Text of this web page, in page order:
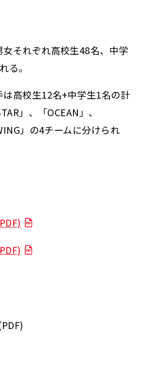
女それぞれ高校生48名、中学
る。
高校生12名+中学生1名の計
」、「OCEAN」、
」の4チームに分けられ